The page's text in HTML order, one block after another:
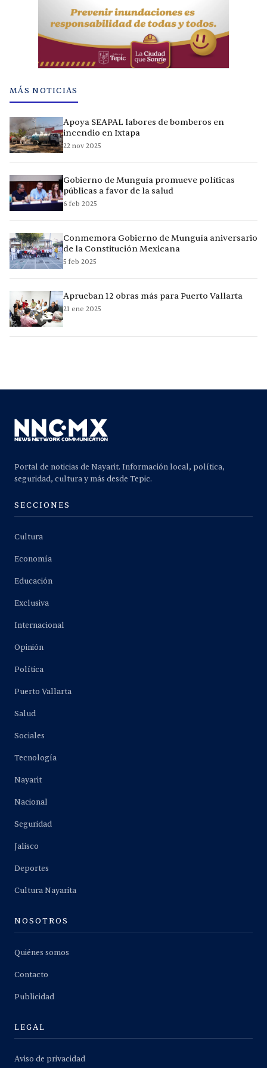
MÁS NOTICIAS
Apoya SEAPAL labores de bomberos en
incendio en Ixtapa
22 nov 2025
Gobierno de Munguía promueve políticas
públicas a favor de la salud
6 feb 2025
Conmemora Gobierno de Munguía aniversario
de la Constitución Mexicana
5 feb 2025
Aprueban 12 obras más para Puerto Vallarta
21 ene 2025
Portal de noticias de Nayarit. Información local, política,
seguridad, cultura y más desde Tepic.
SECCIONES
Cultura
Economía
Educación
Exclusiva
Internacional
Opinión
Política
Puerto Vallarta
Salud
Sociales
Tecnología
Nayarit
Nacional
Seguridad
Jalisco
Deportes
Cultura Nayarita
NOSOTROS
Quiénes somos
Contacto
Publicidad
LEGAL
Aviso de privacidad